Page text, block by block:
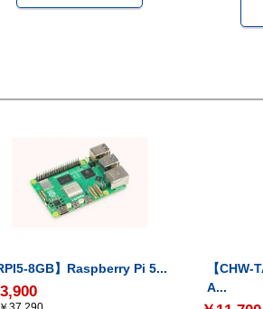
RPI5-8GB】Raspberry Pi 5...
37,290
【
A...